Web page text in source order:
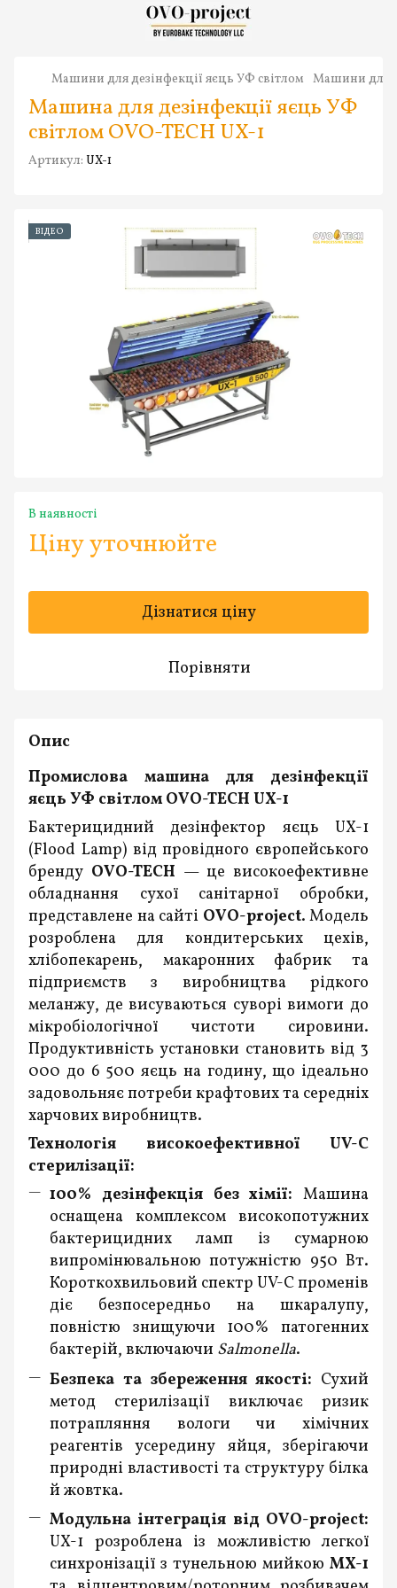
Машини для дезінфекції яєць УФ світлом Машини для
Машина для дезінфекції яєць УФ
світлом OVO-TECH UX-1
Артикул: UX-1
ВІДЕО
В наявності
Ціну уточнюйте
Дізнатися ціну
Порівняти
Опис
Промислова машина для дезінфекції
яєць УФ світлом OVO-TECH UX-1
Бактерицидний дезінфектор яєць UX-1
(Flood Lamp) від провідного європейського
бренду OVO-TECH — це високоефективне
обладнання сухої санітарної обробки,
представлене на сайті OVO-project. Модель
розроблена для кондитерських цехів,
хлібопекарень, макаронних фабрик та
підприємств з виробництва рідкого
меланжу, де висуваються суворі вимоги до
мікробіологічної чистоти сировини.
Продуктивність установки становить від 3
000 до 6 500 яєць на годину, що ідеально
задовольняє потреби крафтових та середніх
харчових виробництв.
Технологія високоефективної UV-C
стерилізації:
100% дезінфекція без хімії: Машина
оснащена комплексом високопотужних
бактерицидних ламп із сумарною
випромінювальною потужністю 950 Вт.
Короткохвильовий спектр UV-C променів
діє безпосередньо на шкаралупу,
повністю знищуючи 100% патогенних
бактерій, включаючи Salmonella.
Безпека та збереження якості: Сухий
метод стерилізації виключає ризик
потрапляння вологи чи хімічних
реагентів усередину яйця, зберігаючи
природні властивості та структуру білка
й жовтка.
Модульна інтеграція від OVO-project:
UX-1 розроблена із можливістю легкої
синхронізації з тунельною мийкою MX-1